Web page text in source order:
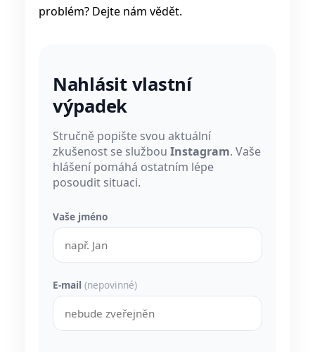
problém? Dejte nám vědět.
Nahlásit vlastní
výpadek
Stručně popište svou aktuální
zkušenost se službou Instagram. Vaše
hlášení pomáhá ostatním lépe
posoudit situaci.
Vaše jméno
E-mail (nepovinné)